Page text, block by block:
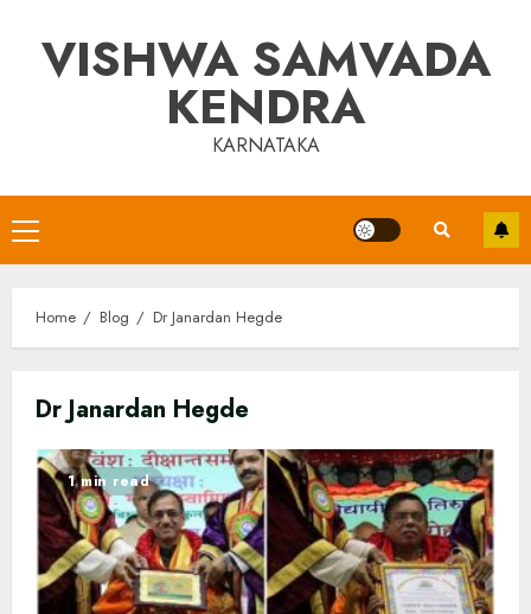
contentVISHWA SAMVADA
KENDRA
KARNATAKA
Primary
Menu
Home Blog Dr Janardan Hegde
Dr Janardan Hegde
1 min read